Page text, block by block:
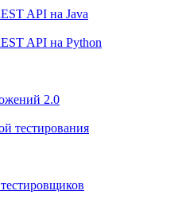
API на Java
API на Python
2.0
тестирования